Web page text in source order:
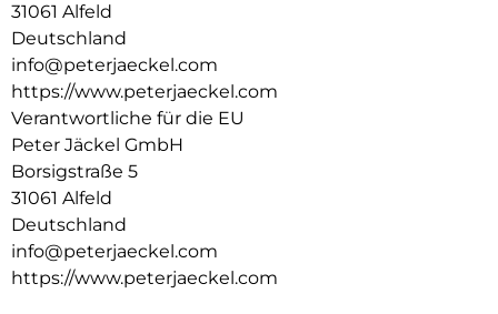
31061 Alfeld
Deutschland
info@peterjaeckel.com
https://www.peterjaeckel.com
Verantwortliche für die EU
Peter Jäckel GmbH
Borsigstraße 5
31061 Alfeld
Deutschland
info@peterjaeckel.com
https://www.peterjaeckel.com